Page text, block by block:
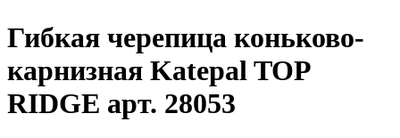
Гибкая черепица коньково-
карнизная Katepal TOP
RIDGE арт. 28053